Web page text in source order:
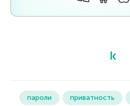
пароли приватность